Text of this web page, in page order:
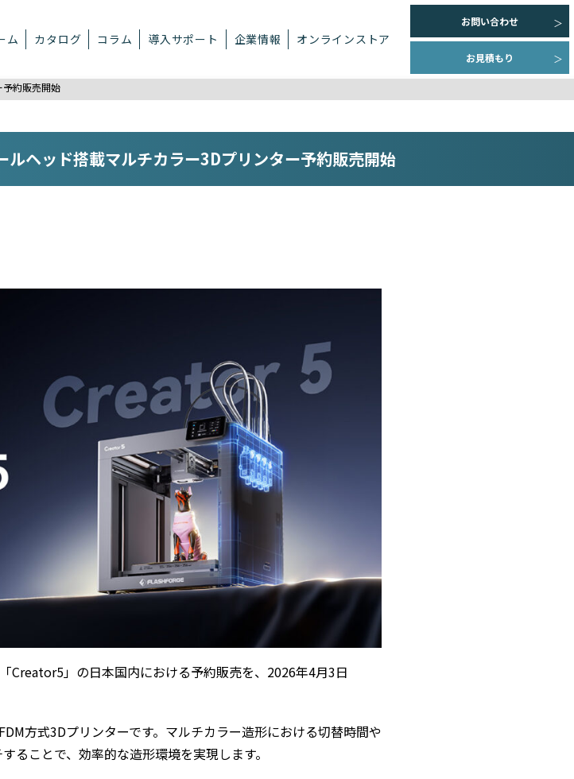
ム カタログ コラム 導入サポート 企業情報 オンラインストア
お問い合わせ
お見積もり
予約販売開始
ヘッド搭載マルチカラー3Dプリンター予約販売開始
Creator5」の日本国内における予約販売を、2026年4月3日
方式3Dプリンターです。マルチカラー造形における切替時間や
ることで、効率的な造形環境を実現します。